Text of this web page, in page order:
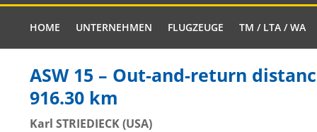
HOME UNTERNEHMEN FLUGZEUGE TM / LTA / WA
ASW 15 – Out-and-return
916.30 km
Karl STRIEDIECK (USA)